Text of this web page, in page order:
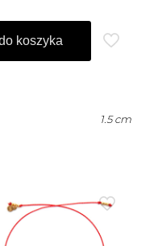
koszyka
1.5 cm